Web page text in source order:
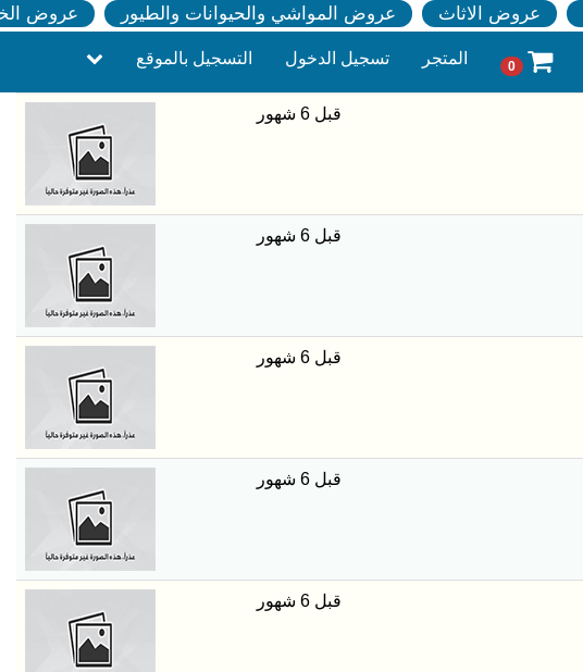
عروض الاثاث عروض المواشي والحيوانات والطيور عروض
0 المتجر تسجيل الدخول التسجيل بالموقع
قبل 6 شهور
قبل 6 شهور
قبل 6 شهور
قبل 6 شهور
قبل 6 شهور